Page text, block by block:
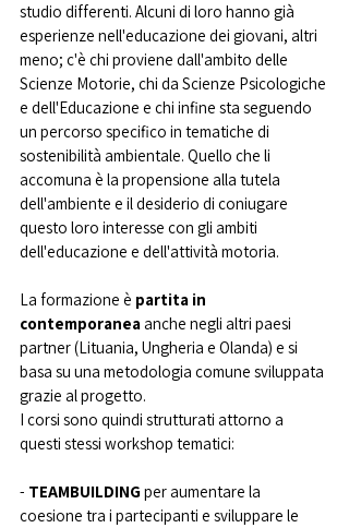
studio differenti. Alcuni di loro hanno già
esperienze nell'educazione dei giovani, altri
meno; c'è chi proviene dall'ambito delle
Scienze Motorie, chi da Scienze Psicologiche
e dell'Educazione e chi infine sta seguendo
un percorso specifico in tematiche di
sostenibilità ambientale. Quello che li
accomuna è la propensione alla tutela
dell'ambiente e il desiderio di coniugare
questo loro interesse con gli ambiti
dell'educazione e dell'attività motoria.
La formazione è partita in
contemporanea anche negli altri paesi
partner (Lituania, Ungheria e Olanda) e si
basa su una metodologia comune sviluppata
grazie al progetto.
I corsi sono quindi strutturati attorno a
questi stessi workshop tematici:
- TEAMBUILDING per aumentare la
coesione tra i partecipanti e sviluppare le